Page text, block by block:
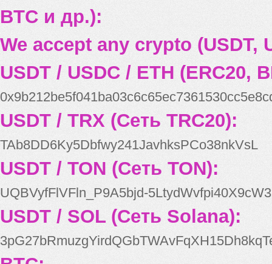
BTC и др.):
We accept any crypto (USDT,
USDT / USDC / ETH (ERC20,
USDT / TRX (Сеть TRC20):
TAb8DD6Ky5Dbfwy241JavhksPCo38nkVsL
USDT / TON (Сеть TON):
UQBVyfFlVFln_P9A5bjd-
USDT / SOL (Сеть Solana):